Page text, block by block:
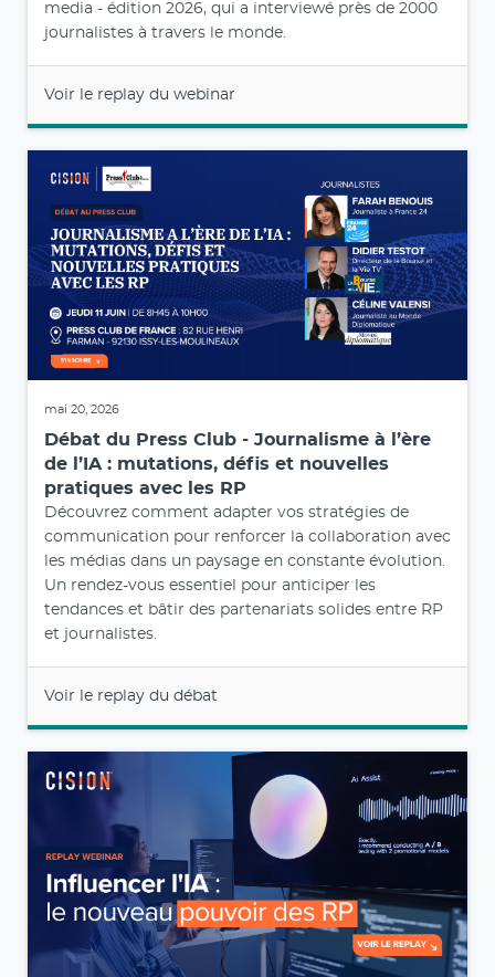
media - édition 2026, qui a interviewé près de 2000
journalistes à travers le monde.
Voir le replay du webinar
mai 20, 2026
Débat du Press Club - Journalisme à l’ère
de l’IA : mutations, défis et nouvelles
pratiques avec les RP
Découvrez comment adapter vos stratégies de
communication pour renforcer la collaboration avec
les médias dans un paysage en constante évolution.
Un rendez-vous essentiel pour anticiper les
tendances et bâtir des partenariats solides entre RP
et journalistes.
Voir le replay du débat